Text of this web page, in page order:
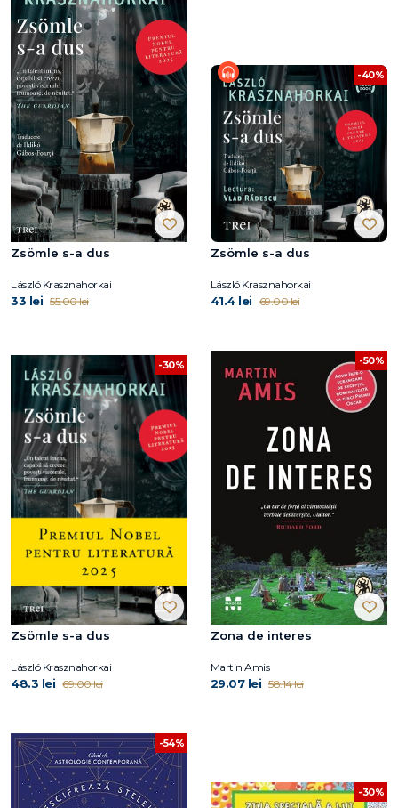
Zsömle s-a dus
László Krasznahorkai
33 lei 55.00 lei
-40%
Zsömle s-a dus
László Krasznahorkai
41.4 lei 69.00 lei
-30%
Zsömle s-a dus
László Krasznahorkai
48.3 lei 69.00 lei
-50%
Zona de interes
Martin Amis
29.07 lei 58.14 lei
-54%
-30%